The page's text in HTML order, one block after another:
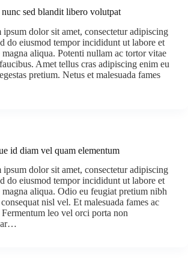
sed blandit libero volutpat
ipsum dolor sit amet, consectetur adipiscing
do eiusmod tempor incididunt ut labore et
magna aliqua. Potenti nullam ac tortor vitae
Amet tellus cras adipiscing enim eu
pretium. Netus et malesuada fames
id diam vel quam elementum
ipsum dolor sit amet, consectetur adipiscing
do eiusmod tempor incididunt ut labore et
magna aliqua. Odio eu feugiat pretium nibh
nisl vel. Et malesuada fames ac
leo vel orci porta non